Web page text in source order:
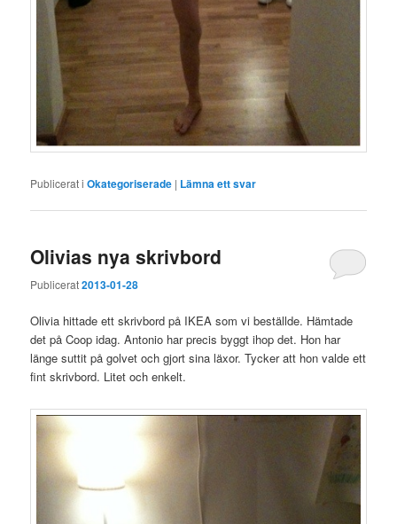
Publicerat i Okategoriserade | Lämna ett svar
Olivias nya skrivbord
Publicerat2013-01-28
Olivia hittade ett skrivbord på IKEA som vi beställde. Hämtade
det på Coop idag. Antonio har precis byggt ihop det. Hon har
länge suttit på golvet och gjort sina läxor. Tycker att hon valde ett
fint skrivbord. Litet och enkelt.